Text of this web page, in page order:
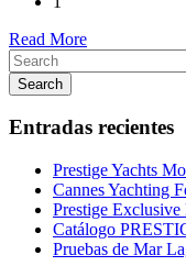
Read More
Search
Entradas recientes
Prestige Yachts
Cannes Yachting
Prestige Exclusive
Catálogo
Pruebas de Mar